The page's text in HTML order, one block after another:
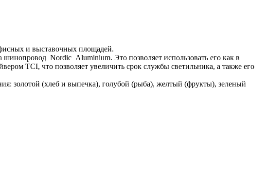
и выставочных площадей.
шинопровод Nordic Aluminium. Это позволяет использовать его как в
TCI, что позволяет увеличить срок службы светильника, а также его
золотой (хлеб и выпечка), голубой (рыба), желтый (фрукты), зеленый